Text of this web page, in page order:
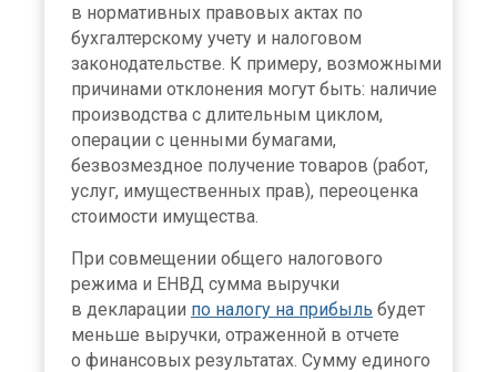
в нормативных правовых актах по
бухгалтерскому учету и налоговом
законодательстве. К примеру, возможными
причинами отклонения могут быть: наличие
производства с длительным циклом,
операции с ценными бумагами,
безвозмездное получение товаров (работ,
услуг, имущественных прав), переоценка
стоимости имущества.
При совмещении общего налогового
режима и ЕНВД сумма выручки
в декларации по налогу на прибыль будет
меньше выручки, отраженной в отчете
о финансовых результатах. Сумму единого